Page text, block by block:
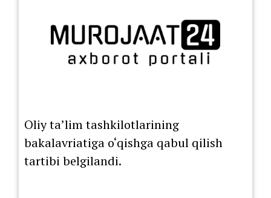
Oliy ta’lim tashkilotlarining
bakalavriatiga o‘qishga qabul qilish
tartibi belgilandi.